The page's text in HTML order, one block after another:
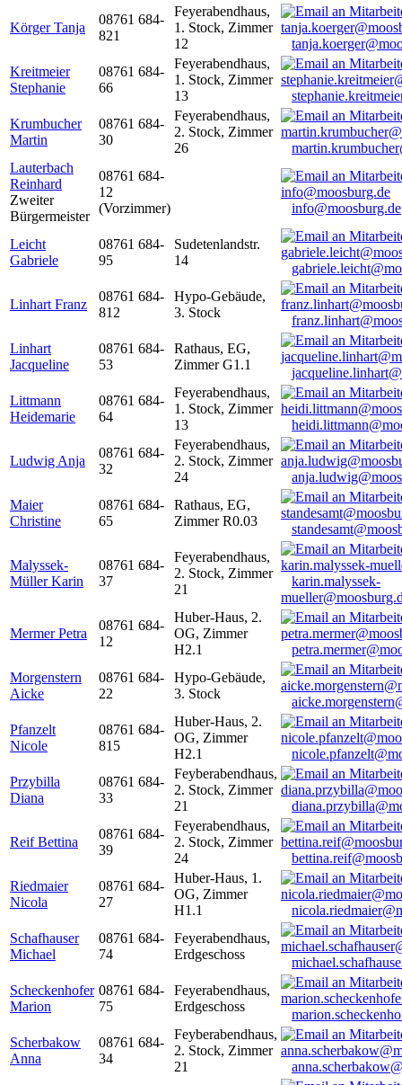
Körger Tanja
08761 684-
821
Feyerabendhaus,
1. Stock, Zimmer
12
Kreitmeier
Stephanie
08761 684-
66
Feyerabendhaus,
1. Stock, Zimmer
13
Krumbucher
Martin
08761 684-
30
Feyerabendhaus,
2. Stock, Zimmer
26
Lauterbach
Reinhard
Zweiter
Bürgermeister
08761 684-
12
(Vorzimmer)
info@moosburg.de
Leicht
Gabriele
08761 684-
95
Sudetenlandstr.
14
Linhart Franz
08761 684-
812
Hypo-Gebäude,
3. Stock
Linhart
Jacqueline
08761 684-
53
Rathaus, EG,
Zimmer G1.1
Littmann
Heidemarie
08761 684-
64
Feyerabendhaus,
1. Stock, Zimmer
13
Ludwig Anja
08761 684-
32
Feyerabendhaus,
2. Stock, Zimmer
24
Maier
Christine
08761 684-
65
Rathaus, EG,
Zimmer R0.03
Malyssek-
Müller Karin
08761 684-
37
Feyerabendhaus,
2. Stock, Zimmer
21
karin.malyssek-
Mermer Petra
08761 684-
12
Huber-Haus, 2.
OG, Zimmer
H2.1
Morgenstern
Aicke
08761 684-
22
Hypo-Gebäude,
3. Stock
Pfanzelt
Nicole
08761 684-
815
Huber-Haus, 2.
OG, Zimmer
H2.1
Przybilla
Diana
08761 684-
33
Feyberabendhaus,
2. Stock, Zimmer
21
Reif Bettina
08761 684-
39
Feyerabendhaus,
2. Stock, Zimmer
24
Riedmaier
Nicola
08761 684-
27
Huber-Haus, 1.
OG, Zimmer
H1.1
Schafhauser
Michael
08761 684-
74
Feyerabendhaus,
Erdgeschoss
Scheckenhofer
Marion
08761 684-
75
Feyerabendhaus,
Erdgeschoss
Scherbakow
Anna
08761 684-
34
Feyberabendhaus,
2. Stock, Zimmer
21